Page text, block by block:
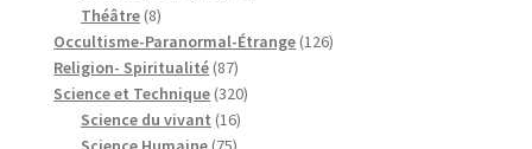
Théâtre 88
produits
Occultisme-Paranormal-Étrange 126126
Religion- Spiritualité 8787
produits
Science et Technique 320320
Science du vivant 1616
produits
75